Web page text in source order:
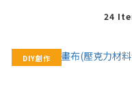
24
DIY創作